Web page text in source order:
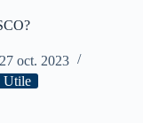
27 oct. 2023
Utile